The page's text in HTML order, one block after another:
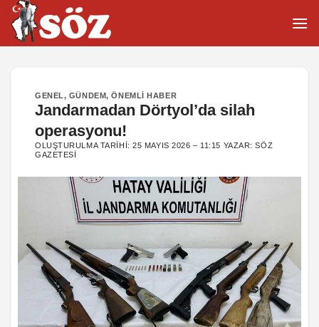
İçeriğe
atla
GENEL, GÜNDEM,ÖNEMLI HABER
Jandarmadan Dörtyol’da silah
operasyonu!
OLUŞTURULMA TARIHI:25 MAYIS 2026 – 11:15 YAZAR:SÖZ
GAZETESI